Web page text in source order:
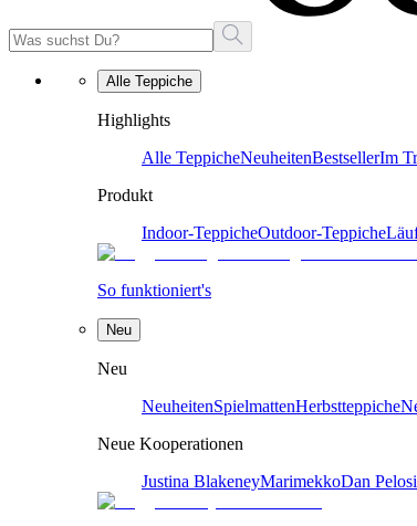
Alle Teppiche
Highlights
Alle TeppicheNeuheitenBestsellerIm
Produkt
Indoor-TeppicheOutdoor-Teppiche
So funktioniert's
Neu
Neu
NeuheitenSpielmattenHerbstteppiche
Neue Kooperationen
Justina BlakeneyMarimekkoDan Pelosi